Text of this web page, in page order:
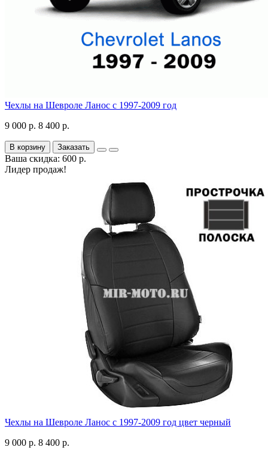
Чехлы на Шевроле Ланос с 1997-2009 год
9 000 р. 8 400 р.
В корзину Заказать
Ваша скидка: 600 р.
Лидер продаж!
Чехлы на Шевроле Ланос с 1997-2009 год цвет черный
9 000 р. 8 400 р.